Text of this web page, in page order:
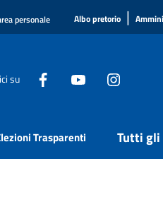
personale Albo pretorio |
su
Trasparenti Tutti